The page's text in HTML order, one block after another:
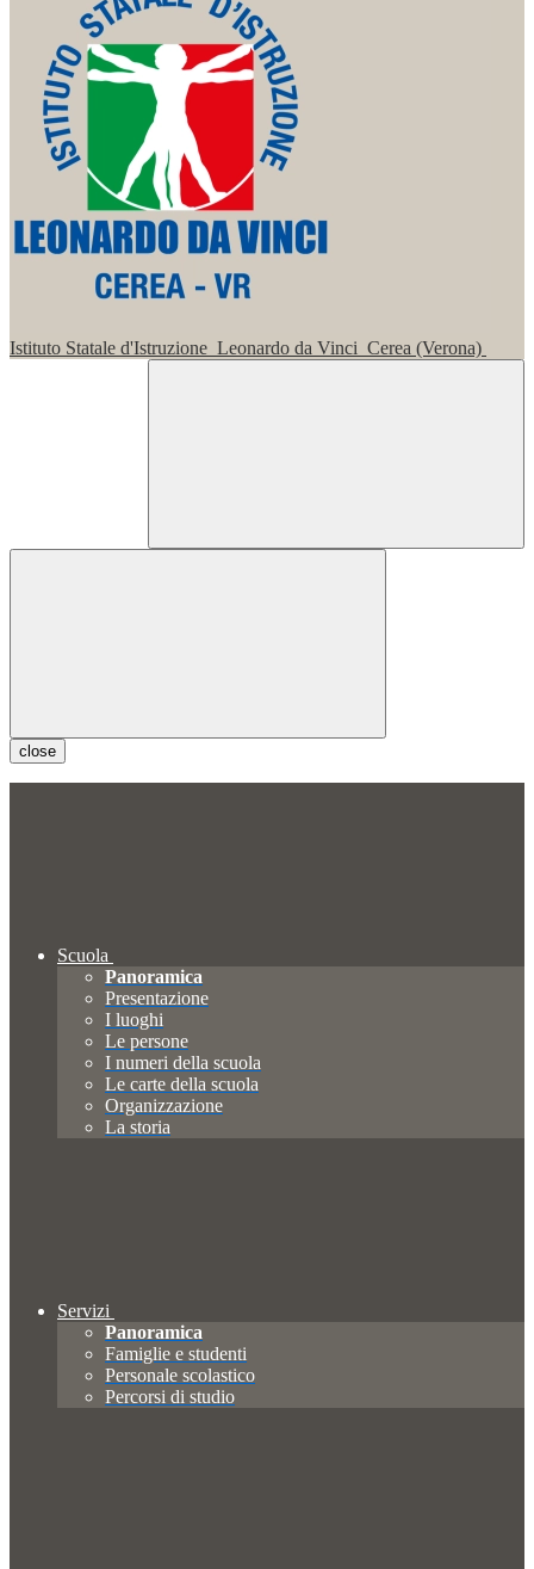
Istituto Statale d'Istruzione Leonardo da Vinci Cerea (Verona)
close
Scuola
Panoramica
Presentazione
I luoghi
Le persone
I numeri della scuola
Le carte della scuola
Organizzazione
La storia
Servizi
Panoramica
Famiglie e studenti
Personale scolastico
Percorsi di studio